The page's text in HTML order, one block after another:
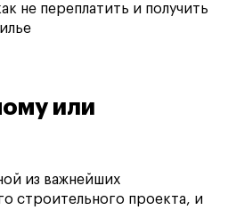
не переплатить и получить
или
из важнейших
строительного проекта, и